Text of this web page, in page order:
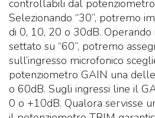
controllabili dal
Selezionando “30”, potremo
di 0, 10, 20 o 30dB.
settato su “60”, potremo
sull’ingresso microfonico
potenziometro GAIN una
o 60dB. Sugli ingressi line il
0 o +10dB. Qualora servisse